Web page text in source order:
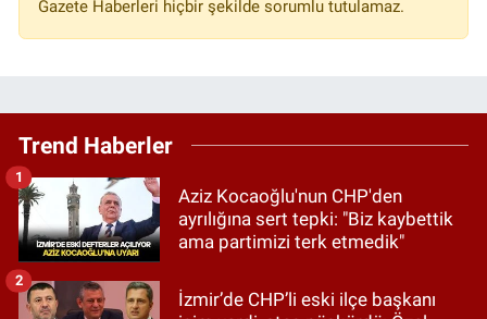
Gazete Haberleri hiçbir şekilde sorumlu tutulamaz.
Trend Haberler
Aziz Kocaoğlu'nun CHP'den
ayrılığına sert tepki: "Biz kaybettik
ama partimizi terk etmedik"
1
İzmir’de CHP’li eski ilçe başkanı
2